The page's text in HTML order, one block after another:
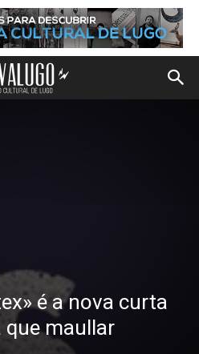
é a nova curta
que maullar